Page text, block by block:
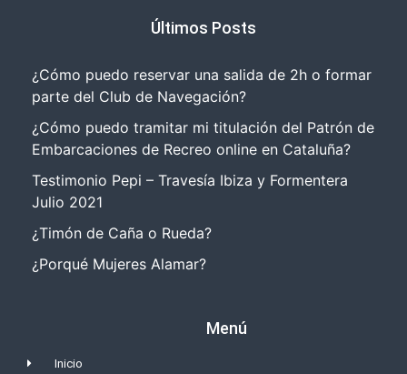
Últimos Posts
¿Cómo puedo reservar una salida de 2h o formar
parte del Club de Navegación?
¿Cómo puedo tramitar mi titulación del Patrón de
Embarcaciones de Recreo online en Cataluña?
Testimonio Pepi – Travesía Ibiza y Formentera
Julio 2021
¿Timón de Caña o Rueda?
¿Porqué Mujeres Alamar?
Menú
Inicio